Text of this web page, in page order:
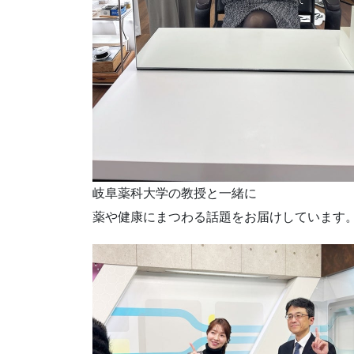
岐阜薬科大学の教授と一緒に
薬や健康にまつわる話題をお届けしています